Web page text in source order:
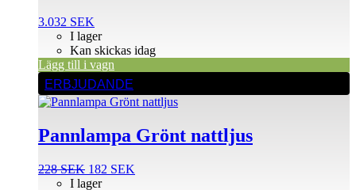
3.032 SEK
I lager
Kan skickas idag
Lägg till i vagn
ERBJUDANDE
Pannlampa Grönt nattljus
228SEK Det
ursprungliga
182 SEK
I lager